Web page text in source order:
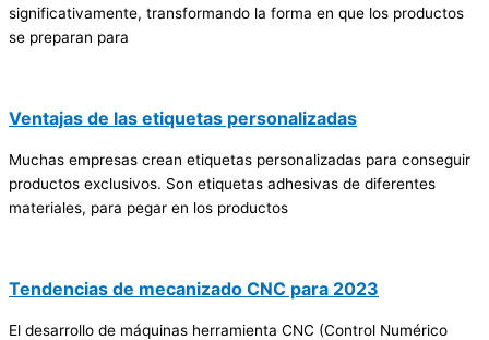
significativamente, transformando la forma en que los productos
se preparan para
Ventajas de las etiquetas personalizadas
Muchas empresas crean etiquetas personalizadas para conseguir
productos exclusivos. Son etiquetas adhesivas de diferentes
materiales, para pegar en los productos
Tendencias de mecanizado CNC para 2023
El desarrollo de máquinas herramienta CNC (Control Numérico